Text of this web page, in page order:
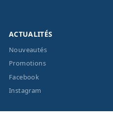
ACTUALITÉS
Nouveautés
Promotions
Facebook
Instagram